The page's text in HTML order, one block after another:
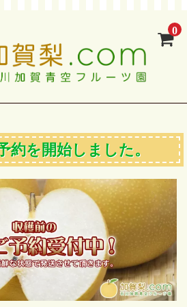
0
約を開始しました。